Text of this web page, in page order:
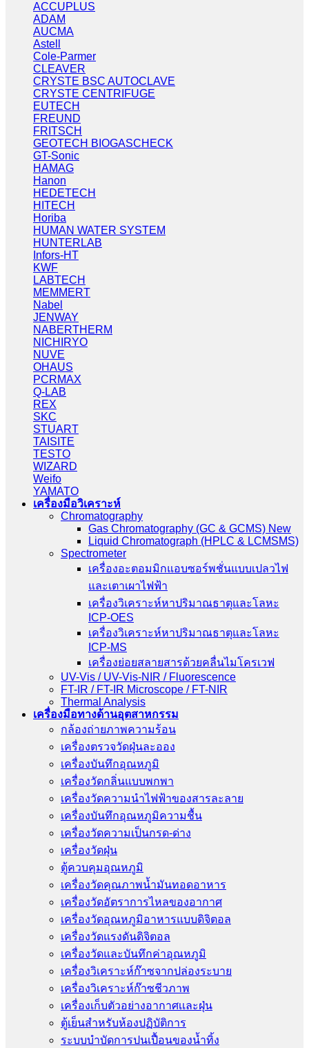
ACCUPLUS
ADAM
AUCMA
Astell
Cole-Parmer
CLEAVER
CRYSTE BSC AUTOCLAVE
CRYSTE CENTRIFUGE
EUTECH
FREUND
FRITSCH
GEOTECH BIOGASCHECK
GT-Sonic
HAMAG
Hanon
HEDETECH
HITECH
Horiba
HUMAN WATER SYSTEM
HUNTERLAB
Infors-HT
KWF
LABTECH
MEMMERT
Nabel
JENWAY
NABERTHERM
NICHIRYO
NUVE
OHAUS
PCRMAX
Q-LAB
REX
SKC
STUART
TAISITE
TESTO
WIZARD
Weifo
YAMATO
เครื่องมือวิเคราะห์
Chromatography
Gas Chromatography (GC & GCMS) New
Liquid Chromatograph (HPLC & LCMSMS)
Spectrometer
เครื่องอะตอมมิกแอบซอร์พชั่นแบบเปลวไฟ
และเตาเผาไฟฟ้า
เครื่องวิเคราะห์หาปริมาณธาตุและโลหะ
ICP-OES
เครื่องวิเคราะห์หาปริมาณธาตุและโลหะ
ICP-MS
เครื่องย่อยสลายสารด้วยคลื่นไมโครเวฟ
UV-Vis / UV-Vis-NIR / Fluorescence
FT-IR / FT-IR Microscope / FT-NIR
Thermal Analysis
เครื่องมือทางด้านอุตสาหกรรม
กล้องถ่ายภาพความร้อน
เครื่องตรวจวัดฝุ่นละออง
เครื่องบันทึกอุณหภูมิ
เครื่องวัดกลิ่นแบบพกพา
เครื่องวัดความนําไฟฟ้าของสารละลาย
เครื่องบันทึกอุณหภูมิความชื้น
เครื่องวัดความเป็นกรด-ด่าง
เครื่องวัดฝุ่น
ตู้ควบคุมอุณหภูมิ
เครื่องวัดคุณภาพน้ำมันทอดอาหาร
เครื่องวัดอัตราการไหลของอากาศ
เครื่องวัดอุณหภูมิอาหารแบบดิจิตอล
เครื่องวัดแรงดันดิจิตอล
เครื่องวัดและบันทึกค่าอุณหภูมิ
เครื่องวิเคราะห์ก๊าซจากปล่องระบาย
เครื่องวิเคราะห์ก๊าซชีวภาพ
เครื่องเก็บตัวอย่างอากาศเเละฝุ่น
ตู้เย็นสำหรับห้องปฏิบัติการ
ระบบบำบัดการปนเปื้อนของน้ำทิ้ง